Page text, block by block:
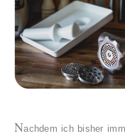
Nachdem ich bisher